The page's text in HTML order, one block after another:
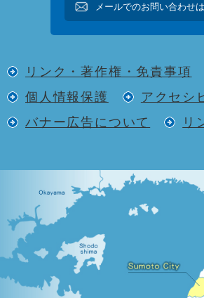
メールでのお問い合わせ
リンク・著作権・免責事項
個人情報保護
アクセシ
バナー広告について
リ